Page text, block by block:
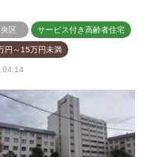
区 サービス付き高齢者住宅
円～15万円未満